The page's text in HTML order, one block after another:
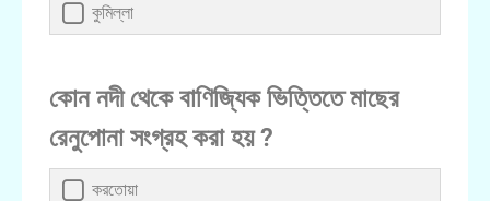
কুমিল্লা
কোন নদী থেকে বাণিজ্যিক ভিত্তিতে মাছের
রেনুপোনা সংগ্রহ করা হয় ?
করতোয়া